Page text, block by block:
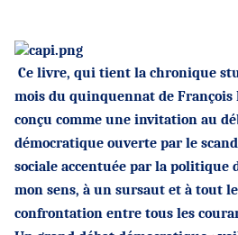
Ce livre, qui tient la chronique
mois du quinquennat de François
conçu comme une invitation au
démocratique ouverte par le
sociale accentuée par la politique
mon sens, à un sursaut et à tout
confrontation entre tous les